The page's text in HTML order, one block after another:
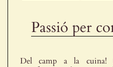
Passió per
Del camp a la cuina!